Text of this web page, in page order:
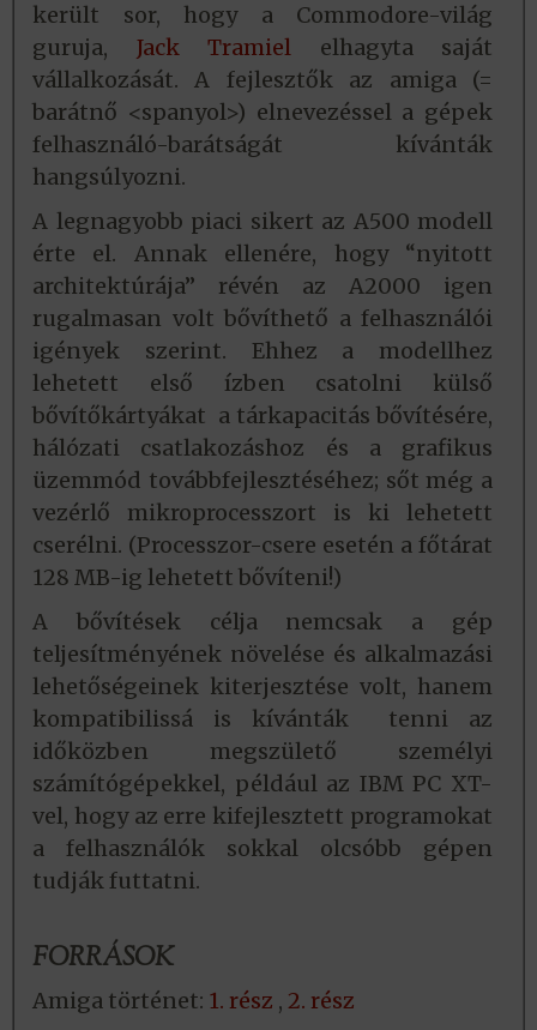
került sor, hogy a Commodore-világ
guruja, Jack Tramiel elhagyta saját
vállalkozását. A fejlesztők az amiga (=
barátnő <spanyol>) elnevezéssel a gépek
felhasználó-barátságát kívánták
hangsúlyozni.
A legnagyobb piaci sikert az A500 modell
érte el. Annak ellenére, hogy “nyitott
architektúrája” révén az A2000 igen
rugalmasan volt bővíthető a felhasználói
igények szerint. Ehhez a modellhez
lehetett első ízben csatolni külső
bővítőkártyákat a tárkapacitás bővítésére,
hálózati csatlakozáshoz és a grafikus
üzemmód továbbfejlesztéséhez; sőt még a
vezérlő mikroprocesszort is ki lehetett
cserélni. (Processzor-csere esetén a főtárat
128 MB-ig lehetett bővíteni!)
A bővítések célja nemcsak a gép
teljesítményének növelése és alkalmazási
lehetőségeinek kiterjesztése volt, hanem
kompatibilissá is kívánták tenni az
időközben megszülető személyi
számítógépekkel, például az IBM PC XT-
vel, hogy az erre kifejlesztett programokat
a felhasználók sokkal olcsóbb gépen
tudják futtatni.
FORRÁSOK
Amiga történet: 1. rész , 2. rész